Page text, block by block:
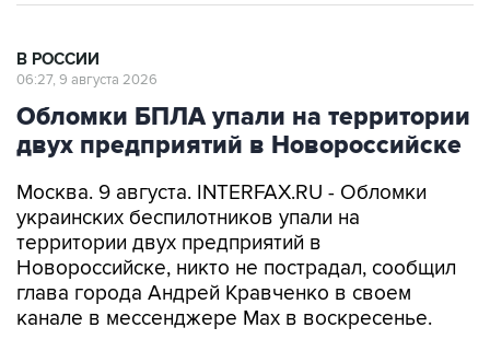
В РОССИИ
06:27, 9 августа 2026
Обломки БПЛА упали на территории
двух предприятий в Новороссийске
Москва. 9 августа. INTERFAX.RU - Обломки
украинских беспилотников упали на
территории двух предприятий в
Новороссийске, никто не пострадал, сообщил
глава города Андрей Кравченко в своем
канале в мессенджере Max в воскресенье.